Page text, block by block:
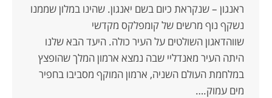
ראנגון – שנקראת כיום בשם יאנגון. שהינו במלון שממנו
נשקף נוף מרשים של קומפלקס מקדשי
שווהדאגון השולטים על העיר כולה. היעד הבא שלנו
היתה העיר מאנדליי שבה נמצא ארמון המלך שהופצץ
במלחמת העולם השניה, ארמון המוקף מסביבו בחפיר
מים עמוק.…